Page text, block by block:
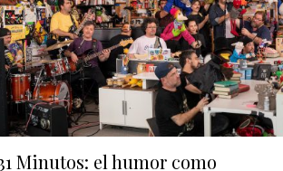
Minutos: el humor como